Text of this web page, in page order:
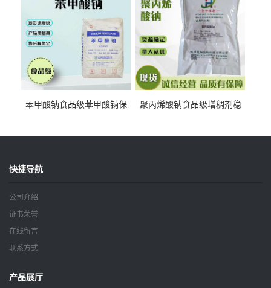
苯甲酸钠食品级苯甲酸钠保
聚丙烯酸钠食品级增稠剂稳
快捷导航
公司介绍
证书荣誉
在线留言
联系方式
产品展厅